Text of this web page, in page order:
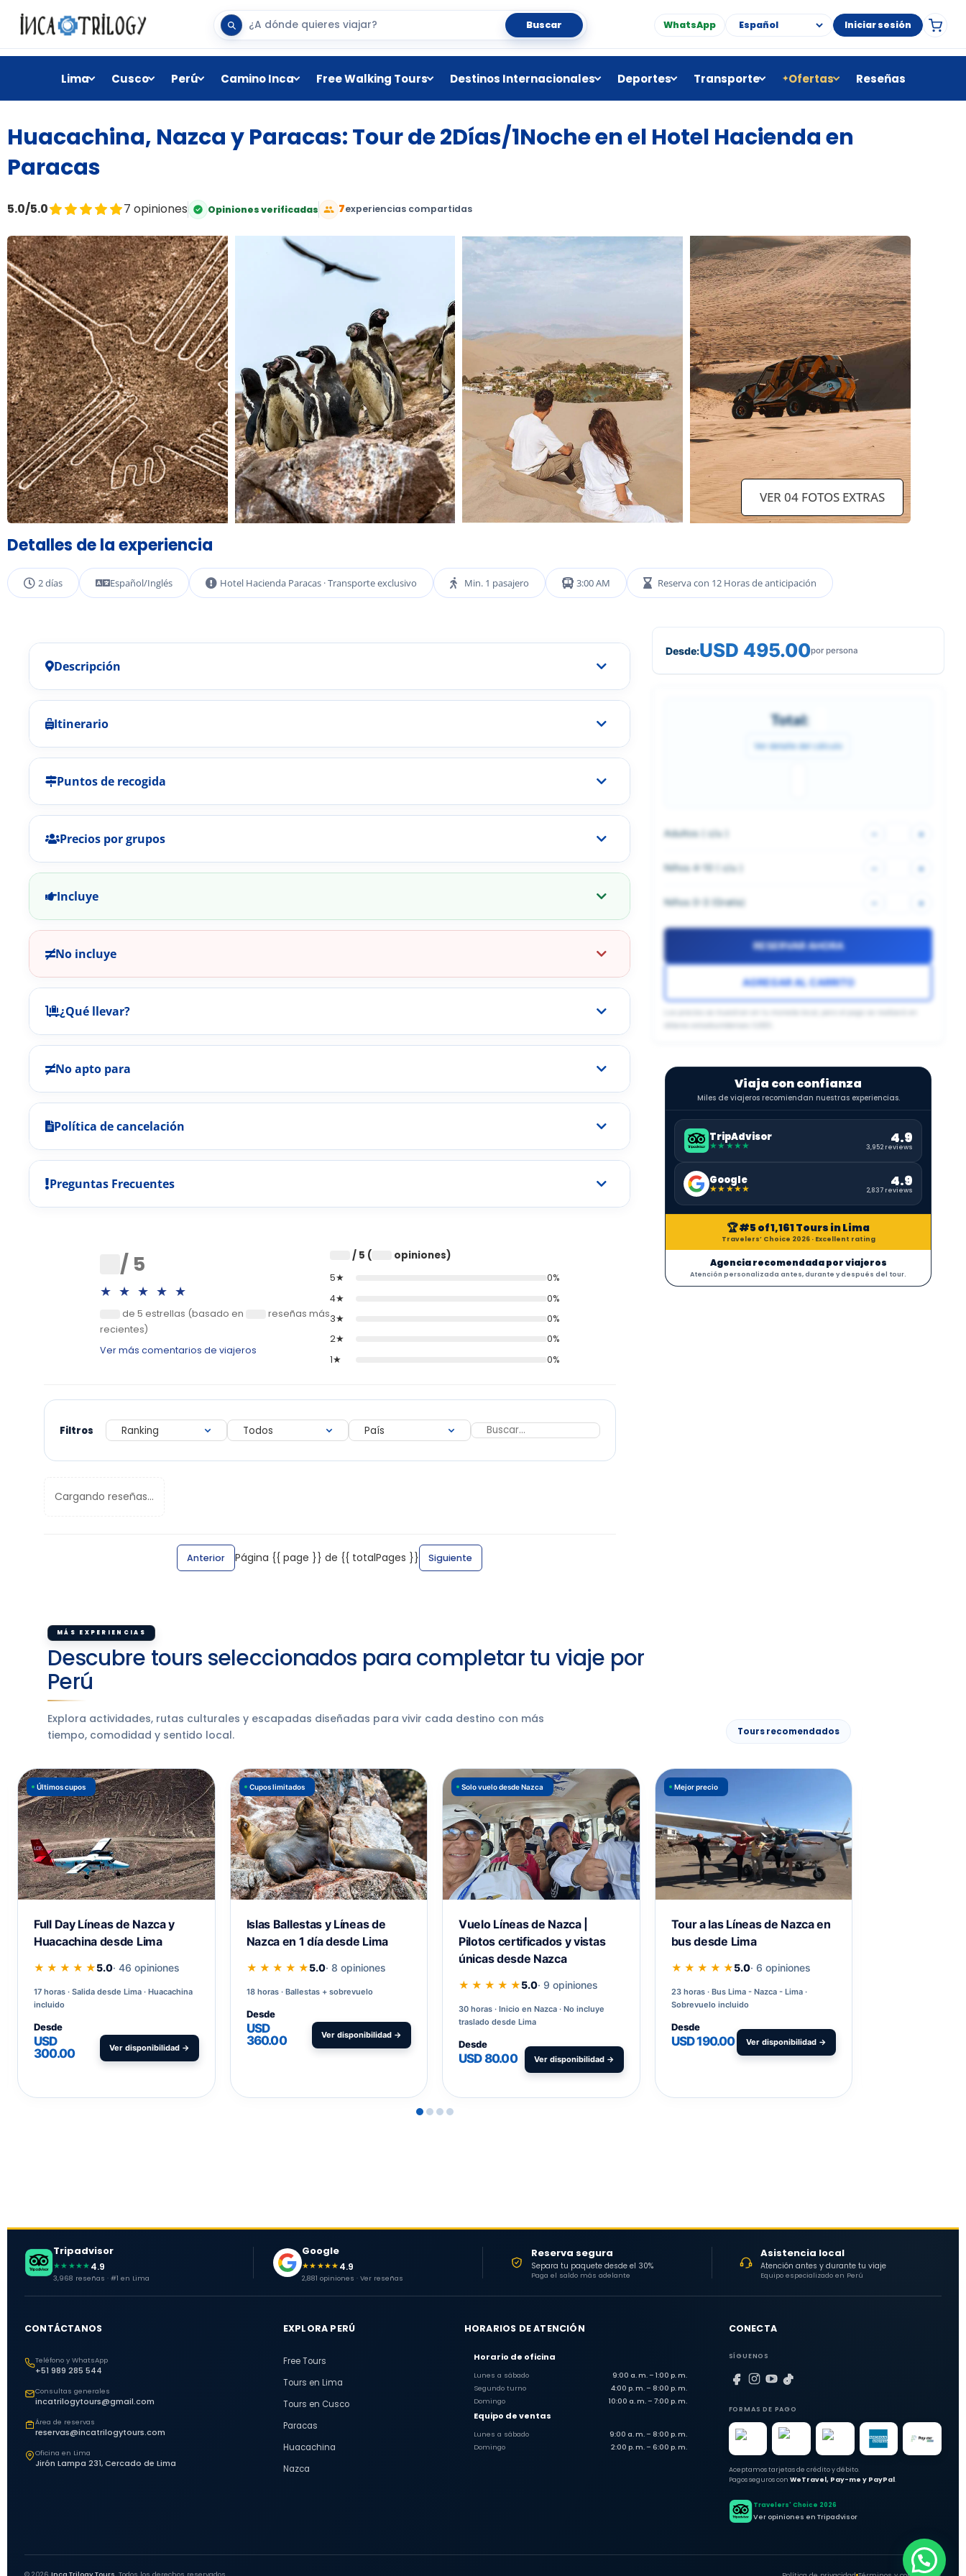
Buscar WhatsApp Iniciar sesión
Lima Cusco Perú Camino Inca Free Walking Tours Destinos Internacionales Deportes Transporte ✦Ofertas Reseñas
Huacachina, Nazca y Paracas: Tour de 2Días/1Noche en el Hotel Hacienda en
Paracas
5.0/5.0 7 opiniones Opiniones verificadas 7experiencias compartidas
VER 04 FOTOS EXTRAS
Detalles de la experiencia
2 días Español/Inglés Hotel Hacienda Paracas · Transporte exclusivo Min. 1 pasajero 3:00 AM Reserva con 12 Horas de anticipación
Descripción
Itinerario
Puntos de recogida
Precios por grupos
Incluye
No incluye
¿Qué llevar?
No apto para
Política de cancelación
Preguntas Frecuentes
/ 5
★★★★★
de 5 estrellas (basado en
reseñas más
recientes)
Ver más comentarios de viajeros
/ 5 (0 opiniones)
5★
0%
4★
0%
3★
0%
2★
0%
1★
0%
Filtros
Cargando reseñas...
Anterior Página {{ page }} de {{ totalPages }} Siguiente
Desde:USD 495.00por persona
Total:
Ver detalle del cálculo
Adultos ( c/u – +
Niños 4-10 ( c/u – +
Niños 0-3 (Gratis) – +
RESERVAR AHORA
AGREGAR AL CARRITO
Los precios se muestran en tu moneda local, pero el pago se realizará en
Viaja con confianza
Miles de viajeros recomiendan nuestras experiencias.
TripAdvisor
★★★★★ 4.9
3,952 reviews
Google
★★★★★ 4.9
2,837 reviews
🏆 #5 of 1,161 Tours in Lima
Travelers’ Choice 2026 · Excellent rating
Agencia recomendada por viajeros
Atención personalizada antes, durante y después del tour.
MÁS EXPERIENCIAS
Descubre tours seleccionados para completar tu viaje por
Perú
Explora actividades, rutas culturales y escapadas diseñadas para vivir cada destino con más
tiempo, comodidad y sentido local.
Tours recomendados
Últimos cupos
Full Day Líneas de Nazca y
Huacachina desde Lima
★ ★ ★ ★ ★5.0· 46 opiniones
17 horas
Salida desde Lima · Huacachina
incluido
Desde
USD
300.00
Ver disponibilidad →
Cupos limitados
Islas Ballestas y Líneas de
Nazca en 1 día desde Lima
★ ★ ★ ★ ★5.0· 8 opiniones
18 horas Ballestas + sobrevuelo
Desde
USD
360.00
Ver disponibilidad →
Solo vuelo desde Nazca
Vuelo Líneas de Nazca |
Pilotos certificados y vistas
únicas desde Nazca
★ ★ ★ ★ ★5.0· 9 opiniones
30 horas
Inicio en Nazca · No incluye
traslado desde Lima
Desde
USD 80.00 Ver disponibilidad →
Mejor precio
Tour a las Líneas de Nazca en
bus desde Lima
★ ★ ★ ★ ★5.0· 6 opiniones
23 horas
Bus Lima - Nazca - Lima ·
Sobrevuelo incluido
Desde
USD 190.00 Ver disponibilidad →
Tripadvisor
★★★★★ 4.9
3,968 reseñas · #1 en Lima
Google
★★★★★ 4.9
2,881 opiniones · Ver reseñas
Reserva segura
Separa tu paquete desde el 30%
Paga el saldo más adelante
Asistencia local
Atención antes y durante tu viaje
Equipo especializado en Perú
CONTÁCTANOS
Teléfono y WhatsApp
+51 989 285 544
Consultas generales
incatrilogytours@gmail.com
Área de reservas
reservas@incatrilogytours.com
Oficina en Lima
Jirón Lampa 231, Cercado de Lima
EXPLORA PERÚ
Free Tours
Tours en Lima
Tours en Cusco
Paracas
Huacachina
Nazca
HORARIOS DE ATENCIÓN
Horario de oficina
Lunes a sábado
9:00 a. m. – 1:00 p. m.
Segundo turno
4:00 p. m. – 8:00 p. m.
Domingo
10:00 a. m. – 7:00 p. m.
Equipo de ventas
Lunes a sábado
9:00 a. m. – 8:00 p. m.
Domingo
2:00 p. m. – 6:00 p. m.
CONECTA
SÍGUENOS
FORMAS DE PAGO
Aceptamos tarjetas de crédito y débito.
Pagos seguros con WeTravel, Pay-me y PayPal.
Travelers' Choice 2026
Ver opiniones en Tripadvisor